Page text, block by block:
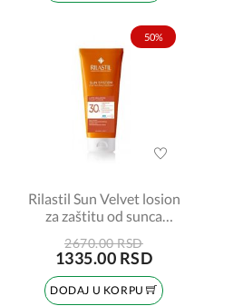
50%
Rilastil Sun Velvet losion
za zaštitu od sunca
2670.00 RSD
1335.00 RSD
DODAJ U KORPU